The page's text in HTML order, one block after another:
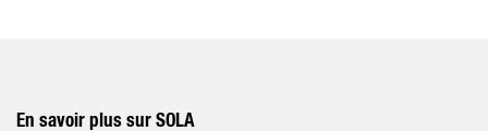
En savoir plus sur SOLA